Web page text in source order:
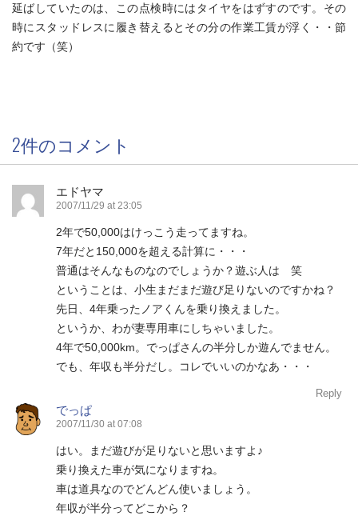
延ばしていたのは、この点検時にはタイヤをはずすのです。その
時にスタッドレスに履き替えるとその分の作業工賃が浮く・・節
約です（笑）
2件のコメント
エドヤマ
2007/11/29 at 23:05
2年で50,000はけっこう走ってますね。
7年だと150,000を超える計算に・・・
普通はそんなものなのでしょうか？遊ぶ人は 笑
ということは、小生まだまだ遊び足りないのですかね？
先日、4年乗ったノアくんを乗り換えました。
というか、わが妻専用車にしちゃいました。
4年で50,000km。でっぱさんの半分しか遊んでません。
でも、年収も半分だし。コレでいいのかなあ・・・
Reply
でっぱ
2007/11/30 at 07:08
はい。まだ遊びが足りないと思いますよ♪
乗り換えた車が気になりますね。
車は道具なのでどんどん使いましょう。
年収が半分ってどこから？